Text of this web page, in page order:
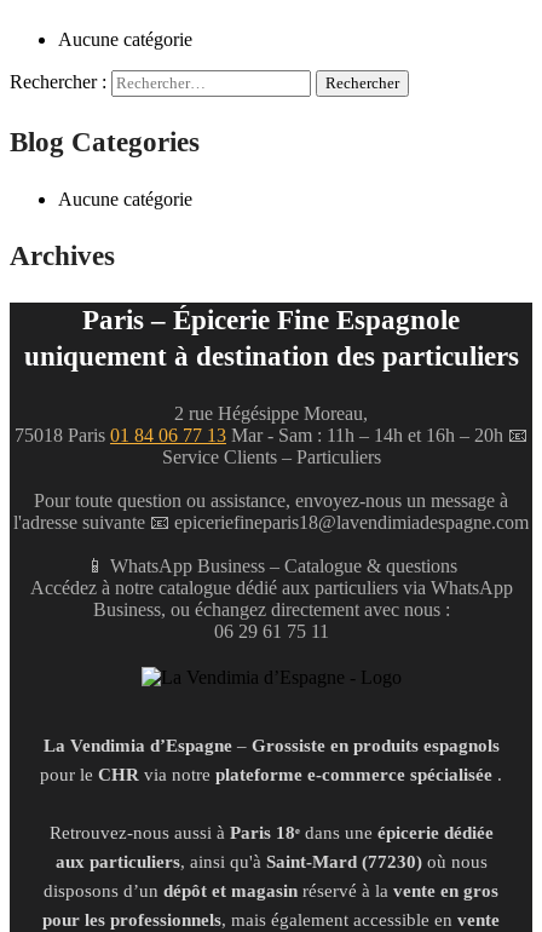
Aucune catégorie
Rechercher :
Blog Categories
Aucune catégorie
Archives
Paris – Épicerie Fine Espagnole
uniquement à destination des particuliers
2 rue Hégésippe Moreau,
75018 Paris 01 84 06 77 13 Mar - Sam : 11h – 14h et 16h – 20h 📧
Service Clients – Particuliers
Pour toute question ou assistance, envoyez-nous un message à
l'adresse suivante 📧 epiceriefineparis18@lavendimiadespagne.com
📱 WhatsApp Business – Catalogue & questions
Accédez à notre catalogue dédié aux particuliers via WhatsApp
Business, ou échangez directement avec nous :
06 29 61 75 11
La Vendimia d’Espagne– Grossiste en produits espagnols
pour le CHR via notre plateforme e-commerce spécialisée .
Retrouvez-nous aussi à Paris 18ᵉdans une épicerie dédiée
aux particuliers, ainsi qu'à Saint-Mard (77230)où nous
disposons d’un dépôt et magasin réservé à la vente en gros
pour les professionnels, mais également accessible en vente